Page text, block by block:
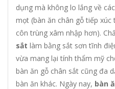
dụng mà không lo lắng về
mọt (bàn ăn chân gỗ tiếp
côn trùng xâm nhập hơn).
sắt làm bằng sắt sơn tĩnh
vừa mang lại tính thẩm mỹ
bàn ăn gỗ chân sắt cũng đa
bàn ăn khác. Ngày nay, bàn